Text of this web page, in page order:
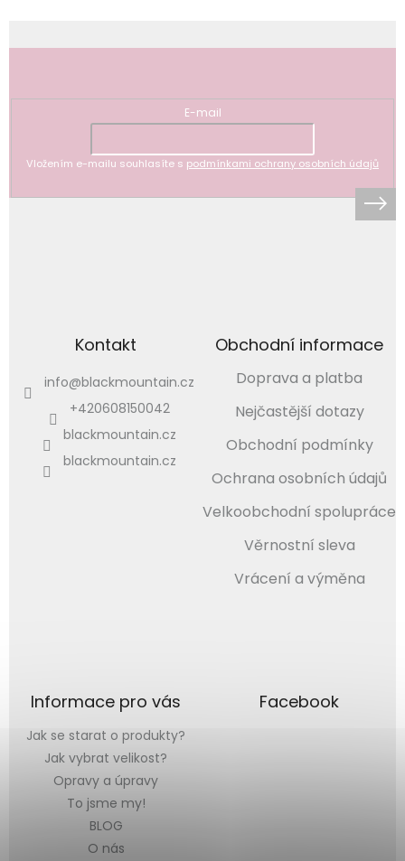
E-mail
Vložením e-mailu souhlasíte s podmínkami ochrany osobních údajů
Kontakt
info@blackmountain.cz
+420608150042
blackmountain.cz
blackmountain.cz
Obchodní informace
Doprava a platba
Nejčastější dotazy
Obchodní podmínky
Ochrana osobních údajů
Velkoobchodní spolupráce
Věrnostní sleva
Vrácení a výměna
Informace pro vás
Jak se starat o produkty?
Jak vybrat velikost?
Opravy a úpravy
To jsme my!
BLOG
O nás
Facebook